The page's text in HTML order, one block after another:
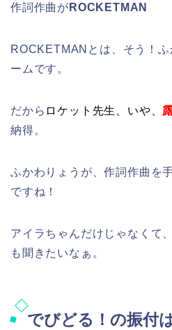
作詞作曲が ROCKETMAN
ROCKETMANとは、そう！
ームです。
だから ロケット先生、いや、
納得。
ふかわりょうが、作詞作曲を
ですね！
アイラちゃんだけじゃなくて
も聞きたいなぁ。
でびどる！の振付